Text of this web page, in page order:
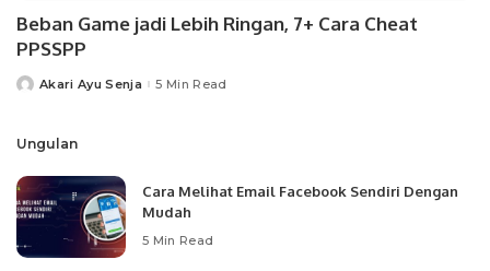
Beban Game jadi Lebih Ringan, 7+ Cara Cheat
PPSSPP
PostedAkari Ayu Senja 5 Min Read
Ungulan
Cara Melihat Email Facebook Sendiri Dengan
Mudah
5 Min Read